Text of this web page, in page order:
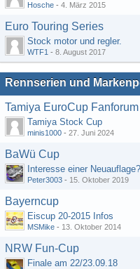
Hosche - 4. März 2015
Euro Touring Series
Stock motor und regler.
WTF1 - 8. August 2017
Rennserien und
Tamiya EuroCup Fanforum
Tamiya Stock Cup
minis1000 - 27. Juni 2024
BaWü Cup
Interesse einer Neuauflage?
Peter3003 - 15. Oktober 2019
Bayerncup
Eiscup 20-2015 Infos
MSMike - 13. Oktober 2014
NRW Fun-Cup
Finale am 22/23.09.18